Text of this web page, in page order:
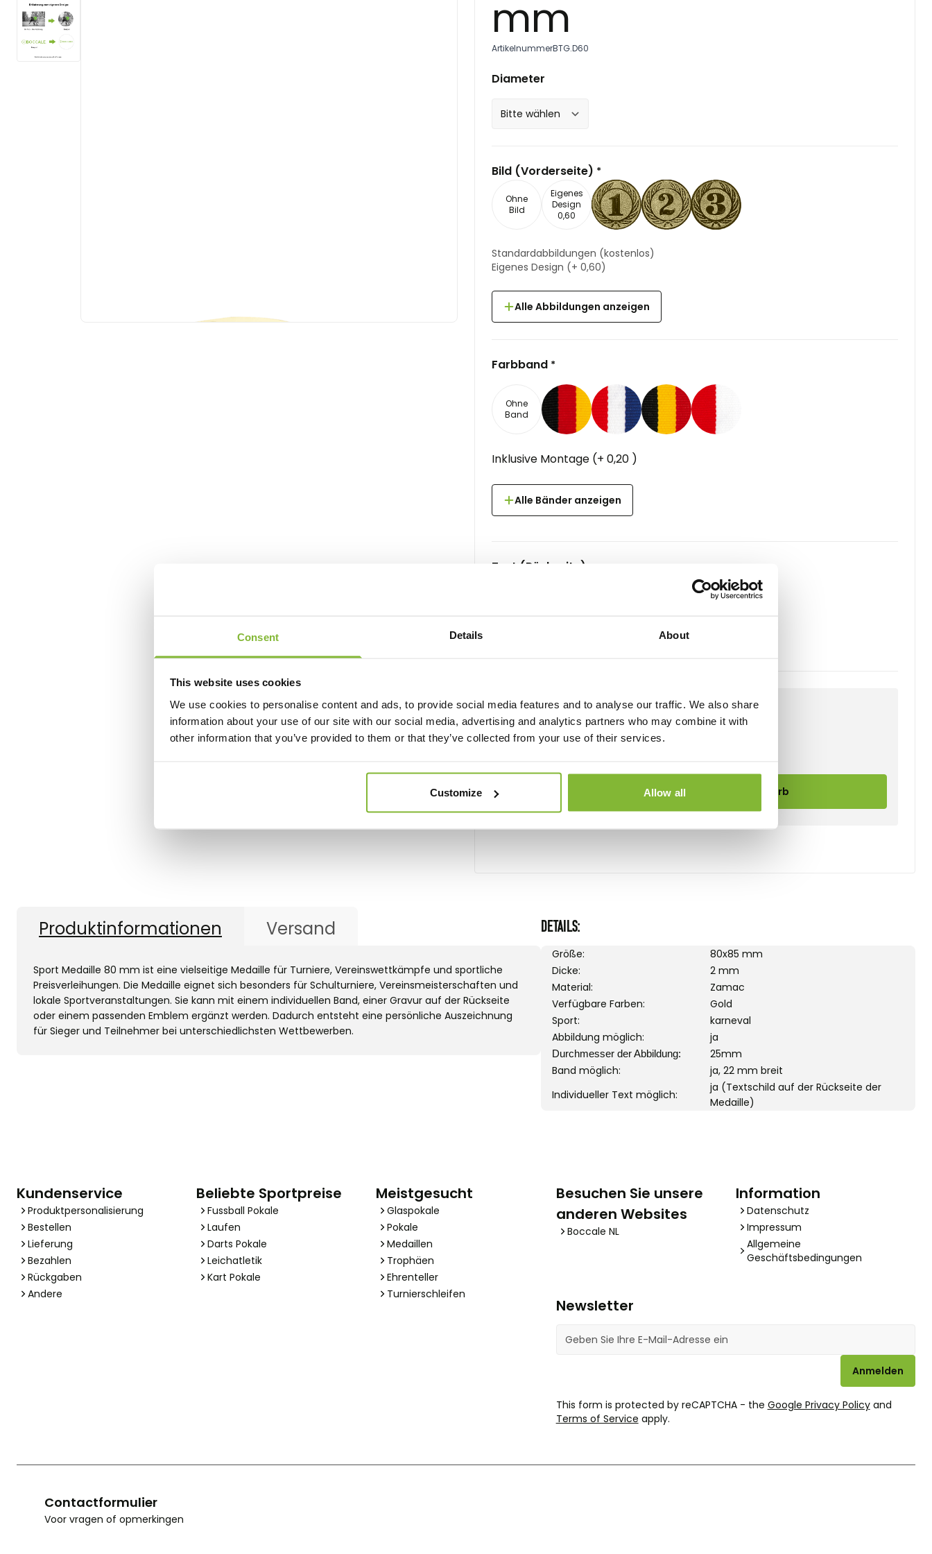
Consent Details About
This website uses cookies
We use cookies to personalise content and ads, to provide social media features and to analyse our traffic. We also share
information about your use of our site with our social media, advertising and analytics partners who may combine it with
other information that you’ve provided to them or that they’ve collected from your use of their services.
Customize Allow all
View larger image
mm
ArtikelnummerBTG.D60
Diameter
Bild (Vorderseite) *
Ohne
Bild
Eigenes
Design
0,60
Standardabbildungen (kostenlos)
Eigenes Design (+ 0,60)
Alle Abbildungen anzeigen
Farbband *
Ohne
Band
Inklusive Montage (+ 0,20 )
Alle Bänder anzeigen
Text (Rückseite)
Ab:
7,60
In den Warenkorb
Sport Medaille 80 mm ist eine vielseitige Medaille für Turniere, Vereinswettkämpfe und sportliche
Preisverleihungen. Die Medaille eignet sich besonders für Schulturniere, Vereinsmeisterschaften und
lokale Sportveranstaltungen. Sie kann mit einem individuellen Band, einer Gravur auf der Rückseite
oder einem passenden Emblem ergänzt werden. Dadurch entsteht eine persönliche Auszeichnung
für Sieger und Teilnehmer bei unterschiedlichsten Wettbewerben.
Produktinformationen Versand DETAILS:
Größe:
80x85 mm
Dicke:
2 mm
Material:
Zamac
Verfügbare Farben:
Gold
Sport:
karneval
Abbildung möglich:
ja
Durchmesser der Abbildung:
25mm
Band möglich:
ja, 22 mm breit
Individueller Text möglich:
ja (Textschild auf der Rückseite der
Medaille)
Kundenservice
Produktpersonalisierung
Bestellen
Lieferung
Bezahlen
Rückgaben
Andere
Beliebte Sportpreise
Fussball Pokale
Laufen
Darts Pokale
Leichatletik
Kart Pokale
Meistgesucht
Glaspokale
Pokale
Medaillen
Trophäen
Ehrenteller
Turnierschleifen
Besuchen Sie unsere
anderen Websites
Boccale NL
Information
Datenschutz
Impressum
Allgemeine
Geschäftsbedingungen
Newsletter
Anmelden
This form is protected by reCAPTCHA - the Google Privacy Policyand
Terms of Service apply.
Contactformulier
Voor vragen of opmerkingen